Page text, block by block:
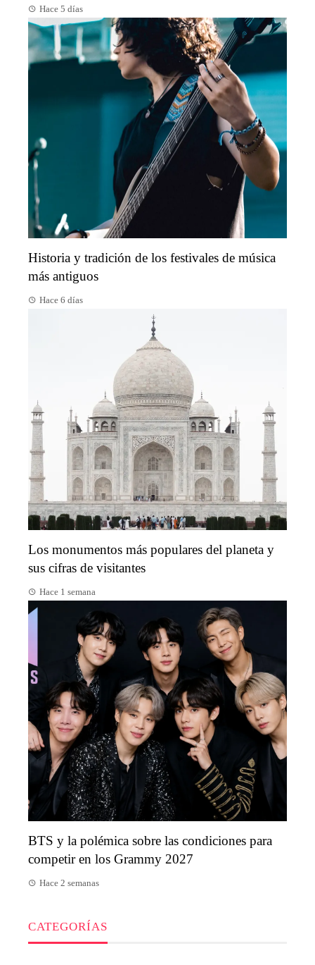
Hace 5 días
Historia y tradición de los festivales de música
más antiguos
Hace 6 días
Los monumentos más populares del planeta y
sus cifras de visitantes
Hace 1 semana
BTS y la polémica sobre las condiciones para
competir en los Grammy 2027
Hace 2 semanas
CATEGORÍAS